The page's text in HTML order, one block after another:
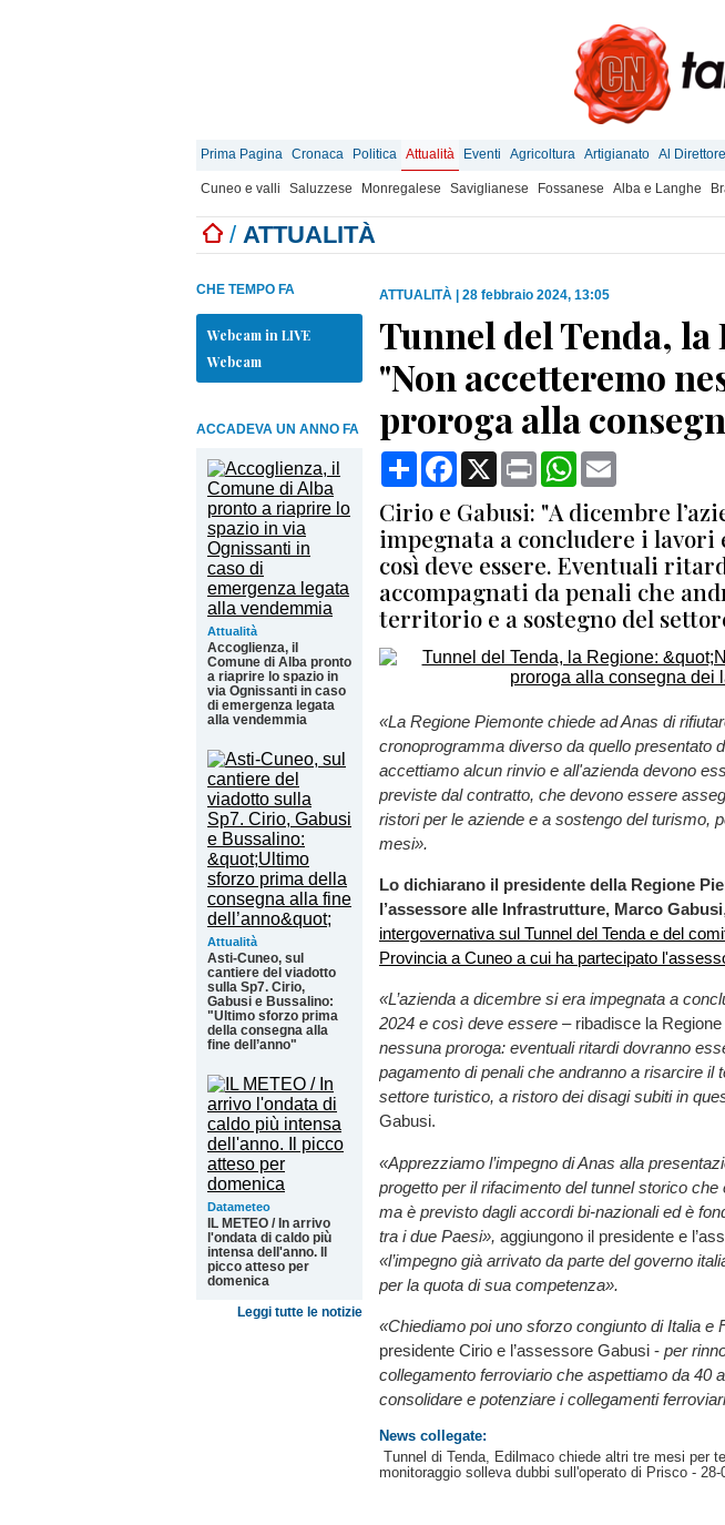
Prima Pagina Cronaca Politica Attualità Eventi Agricoltura Artigianato Al Direttore
Cuneo e valli Saluzzese Monregalese Saviglianese Fossanese Alba e Langhe
/ ATTUALITÀ
CHE TEMPO FA
Webcam in LIVE
Webcam
ACCADEVA UN ANNO FA
Attualità
Accoglienza, il
Comune di Alba pronto
a riaprire lo spazio in
via Ognissanti in caso
di emergenza legata
alla vendemmia
Attualità
Asti-Cuneo, sul
cantiere del viadotto
sulla Sp7. Cirio,
Gabusi e Bussalino:
"Ultimo sforzo prima
della consegna alla
fine dell’anno"
Datameteo
IL METEO / In arrivo
l'ondata di caldo più
intensa dell'anno. Il
picco atteso per
domenica
Leggi tutte le notizie
ATTUALITÀ 28 febbraio 2024, 13:05
Tunnel del Tenda, la
"Non accetteremo
proroga alla
CondividiFacebook
X Print WhatsApp
Cirio e Gabusi: "A dicembre
impegnata a concludere i lavori
così deve essere. Eventuali
accompagnati da penali che
territorio e a sostegno del
«La Regione Piemonte chiede ad Anas di
cronoprogramma diverso da quello presentato
accettiamo alcun rinvio e all'azienda devono
previste dal contratto, che devono essere
ristori per le aziende e a sostengo del turismo,
mesi».
Lo dichiarano il presidente della Regione
l’assessore alle Infrastrutture, Marco Gabusi,
intergovernativa sul Tunnel del Tenda e del
Provincia a Cuneo a cui ha partecipato
«L’azienda a dicembre si era impegnata a
2024 e così deve essere – ribadisce la Regione
nessuna proroga: eventuali ritardi dovranno
pagamento di penali che andranno a risarcire il
settore turistico, a ristoro dei disagi subiti in
Gabusi.
«Apprezziamo l’impegno di Anas alla
progetto per il rifacimento del tunnel storico che
ma è previsto dagli accordi bi-nazionali ed è
tra i due Paesi», aggiungono il presidente e
«l’impegno già arrivato da parte del governo
per la quota di sua competenza».
«Chiediamo poi uno sforzo congiunto di Italia e
presidente Cirio e l’assessore Gabusi - per
collegamento ferroviario che aspettiamo da 40
consolidare e potenziare i collegamenti
News collegate:
Tunnel di Tenda, Edilmaco chiede altri tre mesi per
monitoraggio solleva dubbi sull'operato di Prisco - 28-